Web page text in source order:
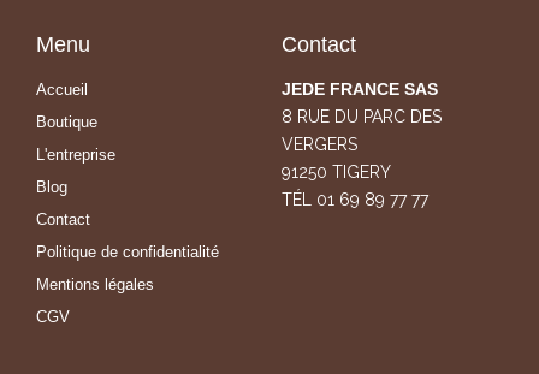
Menu
Accueil
Boutique
L'entreprise
Blog
Contact
Politique de confidentialité
Mentions légales
CGV
Contact
JEDE FRANCE SAS
8 RUE DU PARC DES
VERGERS
91250 TIGERY
TÉL 01 69 89 77 77